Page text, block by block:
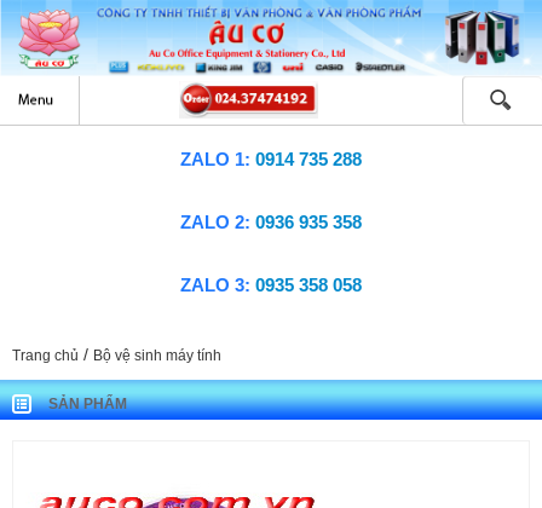
ZALO 1: 0914 735 288
ZALO 2: 0936 935 358
ZALO 3: 0935 358 058
Trang chủ / Bộ vệ sinh máy tính
SẢN PHẨM